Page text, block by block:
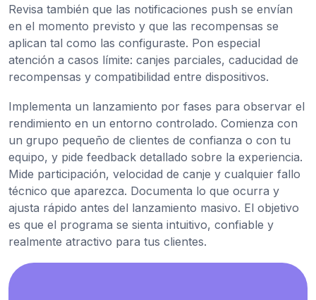
Revisa también que las notificaciones push se envían
en el momento previsto y que las recompensas se
aplican tal como las configuraste. Pon especial
atención a casos límite: canjes parciales, caducidad de
recompensas y compatibilidad entre dispositivos.
Implementa un lanzamiento por fases para observar el
rendimiento en un entorno controlado. Comienza con
un grupo pequeño de clientes de confianza o con tu
equipo, y pide feedback detallado sobre la experiencia.
Mide participación, velocidad de canje y cualquier fallo
técnico que aparezca. Documenta lo que ocurra y
ajusta rápido antes del lanzamiento masivo. El objetivo
es que el programa se sienta intuitivo, confiable y
realmente atractivo para tus clientes.